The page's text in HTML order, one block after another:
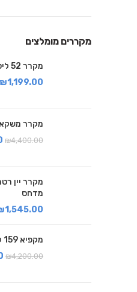
מקררים מומלצים
מקרר 52 ליטר לבן חזית שקופה
1,199.00
מקרר משקאות
₪4,400.00
מדחס
1,545.00
מקפיא 159 ליטר צר שחור
₪4,200.00